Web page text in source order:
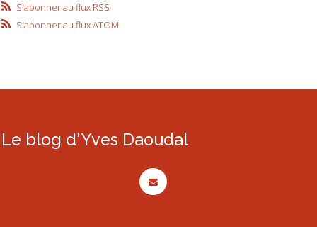
S'abonner au flux RSS
S'abonner au flux ATOM
Le blog d'Yves Daoudal